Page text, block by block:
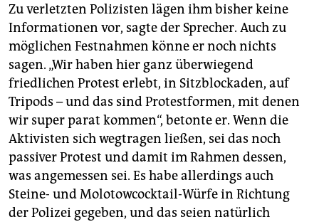
Zu verletzten Polizisten lägen ihm bisher keine
Informationen vor, sagte der Sprecher. Auch zu
möglichen Festnahmen könne er noch nichts
sagen. „Wir haben hier ganz überwiegend
friedlichen Protest erlebt, in Sitzblockaden, auf
Tripods – und das sind Protestformen, mit denen
wir super parat kommen“, betonte er. Wenn die
Aktivisten sich wegtragen ließen, sei das noch
passiver Protest und damit im Rahmen dessen,
was angemessen sei. Es habe allerdings auch
Steine- und Molotowcocktail-Würfe in Richtung
der Polizei gegeben, und das seien natürlich